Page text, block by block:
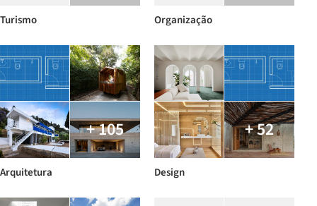
Turismo Organização
+ 105
Arquitetura
+ 52
Design